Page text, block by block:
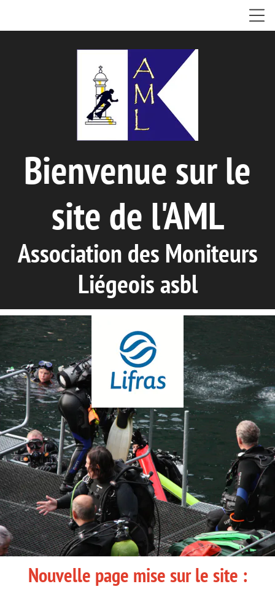
Bienvenue sur le
site de l'AML
Association des Moniteurs
Liégeois asbl
Nouvelle page mise sur le site :